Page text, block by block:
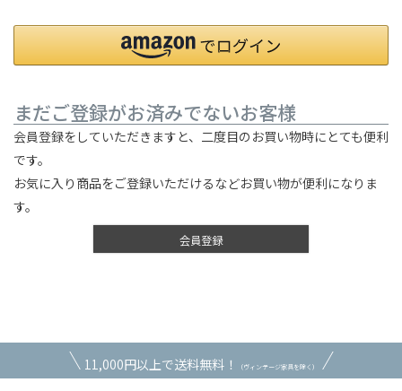
まだご登録がお済みでないお客様
会員登録をしていただきますと、二度目のお買い物時にとても便利
です。
お気に入り商品をご登録いただけるなどお買い物が便利になりま
す。
会員登録
11,000円以上で送料無料！ （ヴィンテージ家具を除く）